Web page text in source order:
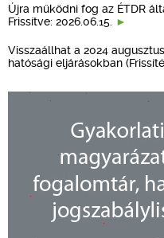
Újra működni fog az ÉTDR
Frissítve: 2026.06.15.
Visszaállhat a 2024
hatósági eljárásokban